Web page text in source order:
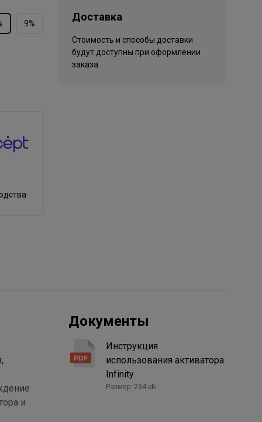
9%
Доставка
Стоимость и способы доставки
будут доступны при оформлении
заказа.
и
Документы
Инструкция
использования активатора
Infinity
Размер: 234 кБ